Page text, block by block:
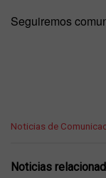
Seguiremos
C
e
Noticias de
Noticias